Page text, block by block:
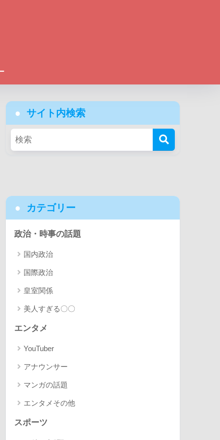
サイト内検索
カテゴリー
政治・時事の話題
国内政治
国際政治
皇室関係
美人すぎる〇〇
エンタメ
YouTuber
アナウンサー
マンガの話題
エンタメその他
スポーツ